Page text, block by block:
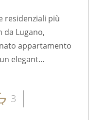
residenziali più
da Lugano,
appartamento
elegant...
3